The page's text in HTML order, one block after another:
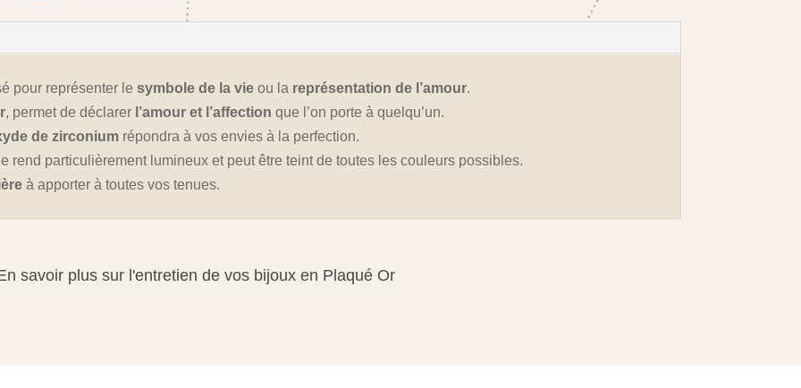
pour représenter lesymbole de la vie ou la représentation de l’amour.
, permet de déclarer l’amour et l’affection que l’on porte à quelqu’un.
de zirconium répondra à vos envies à la perfection.
rend particulièrement lumineux et peut être teint de toutes les couleurs possibles.
à apporter à toutes vos tenues.
savoir plus sur l'entretien de vos bijoux en Plaqué Or